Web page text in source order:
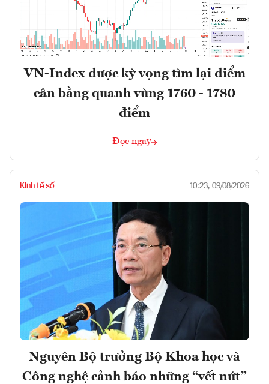
VN-Index được kỳ vọng tìm lại điểm
cân bằng quanh vùng 1760 - 1780
điểm
Đọc ngay
Kinh tế số 10:23, 09/08/2026
Nguyên Bộ trưởng Bộ Khoa học và
Công nghệ cảnh báo những “vết nứt”